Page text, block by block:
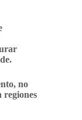
.
no
regiones